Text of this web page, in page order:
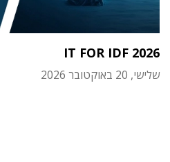
IT FOR IDF 2026
שלישי, 20 באוקטובר 2026